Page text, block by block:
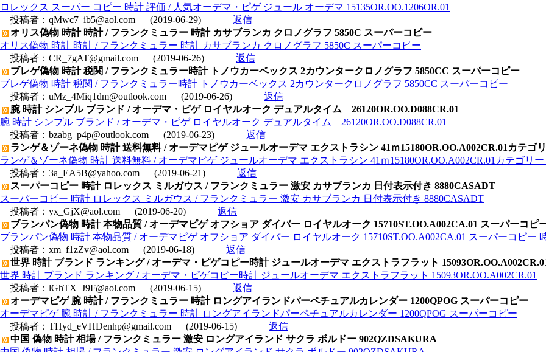
ロレックス スーパー コピー 時計 評価 / 人気オーデマ・ピゲ ジュール オーデマ 15135OR.OO.1206OR.01
投稿者： qMwc7_ib5@aol.com (2019-06-29)
返信
オリス偽物 時計 時計 / フランクミュラー 時計 カサブランカ クロノグラフ 5850C スーパーコピー
オリス偽物 時計 時計 / フランクミュラー 時計 カサブランカ クロノグラフ 5850C スーパーコピー
投稿者： CR_7gAT@gmail.com (2019-06-26)
返信
ブレゲ偽物 時計 税関 / フランクミュラー時計 トノウカーベックス 2カウンタークロノグラフ 5850CC スーパーコピー
ブレゲ偽物 時計 税関 / フランクミュラー時計 トノウカーベックス 2カウンタークロノグラフ 5850CC スーパーコピー
投稿者： uMz_4Miq1dm@outlook.com (2019-06-26)
返信
腕 時計 シンプル ブランド / オーデマ・ピゲ ロイヤルオーク デュアルタイム 26120OR.OO.D088CR.01
腕 時計 シンプル ブランド / オーデマ・ピゲ ロイヤルオーク デュアルタイム 26120OR.OO.D088CR.01
投稿者： bzabg_p4p@outlook.com (2019-06-23)
返信
ランゲ＆ゾーネ偽物 時計 送料無料 / オーデマピゲ ジュールオーデマ エクストラシン 41ｍ15180OR.OO.A002CR.01カテゴ
ランゲ＆ゾーネ偽物 時計 送料無料 / オーデマピゲ ジュールオーデマ エクストラシン 41ｍ15180OR.OO.A002CR.01カテゴリー
投稿者： 3a_EA5B@yahoo.com (2019-06-21)
返信
スーパーコピー 時計 ロレックス ミルガウス / フランクミュラー 激安 カサブランカ 日付表示付き 8880CASADT
スーパーコピー 時計 ロレックス ミルガウス / フランクミュラー 激安 カサブランカ 日付表示付き 8880CASADT
投稿者： yx_GjX@aol.com (2019-06-20)
返信
ブランパン偽物 時計 本物品質 / オーデマピゲ オフショア ダイバー ロイヤルオーク 15710ST.OO.A002CA.01 スーパーコピ
ブランパン偽物 時計 本物品質 / オーデマピゲ オフショア ダイバー ロイヤルオーク 15710ST.OO.A002CA.01 スーパーコピー
投稿者： xm_f1zZv@aol.com (2019-06-18)
返信
世界 時計 ブランド ランキング / オーデマ・ピゲコピー時計 ジュールオーデマ エクストラフラット
世界 時計 ブランド ランキング / オーデマ・ピゲコピー時計 ジュールオーデマ エクストラフラット 15093OR.OO.A002CR.01
投稿者： lGhTX_J9F@aol.com (2019-06-15)
返信
オーデマピゲ 腕 時計 / フランクミュラー 時計 ロングアイランドパーペチュアルカレンダー 1200QPOG スーパーコピー
オーデマピゲ 腕 時計 / フランクミュラー 時計 ロングアイランドパーペチュアルカレンダー 1200QPOG スーパーコピー
投稿者： THyd_eVHDenhp@gmail.com (2019-06-15)
返信
中国 偽物 時計 相場 / フランクミュラー 激安 ロングアイランド サクラ ボルドー 902QZDSAKURA